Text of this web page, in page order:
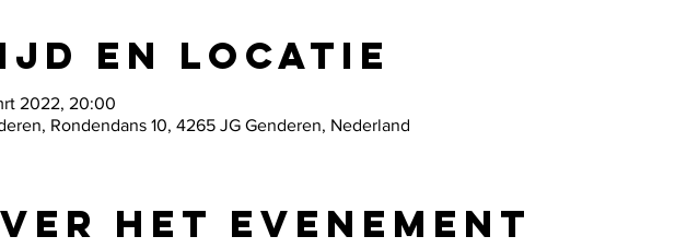
en locatie
2022, 20:00
Rondendans 10, 4265 JG Genderen, Nederland
het evenement